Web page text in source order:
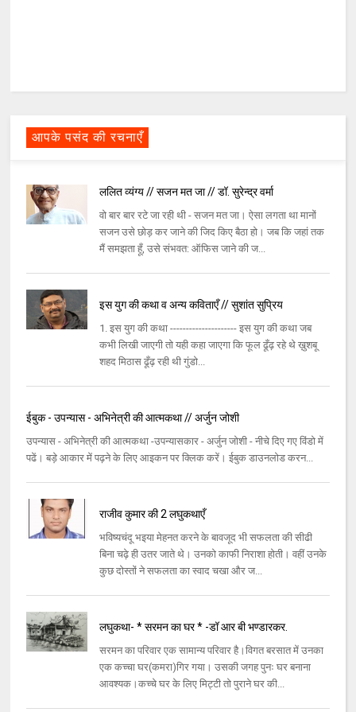
आपके पसंद की रचनाएँ
ललित व्यंग्य // सजन मत जा // डॉ. सुरेन्द्र वर्मा
वो बार बार रटे जा रही थी - सजन मत जा। ऐसा लगता था मानों
सजन उसे छोड़ कर जाने की जिद किए बैठा हो। जब कि जहां तक
मैं समझता हूँ, उसे संभवत: ऑफिस जाने की ज...
इस युग की कथा व अन्य कविताएँ // सुशांत सुप्रिय
1. इस युग की कथा --------------------- इस युग की कथा जब
कभी लिखी जाएगी तो यही कहा जाएगा कि फूल ढूँढ़ रहे थे ख़ुशबू
शहद मिठास ढूँढ़ रही थी गुंडो...
ईबुक - उपन्यास - अभिनेत्री की आत्मकथा // अर्जुन जोशी
उपन्यास - अभिनेत्री की आत्मकथा -उपन्यासकार - अर्जुन जोशी - नीचे दिए गए विंडो में
पढें। बड़े आकार में पढ़ने के लिए आइकन पर क्लिक करें। ईबुक डाउनलोड करन...
राजीव कुमार की 2 लघुकथाएँ
भविष्यचंदू भइया मेहनत करने के बावजूद भी सफलता की सीढी
बिना चढ़े ही उतर जाते थे। उनको काफी निराशा होती। वहीं उनके
कुछ दोस्तों ने सफलता का स्वाद चखा और ज...
लघुकथा- * सरमन का घर * -डॉ आर बी भण्डारकर.
सरमन का परिवार एक सामान्य परिवार है।विगत बरसात में उनका
एक कच्चा घर(कमरा)गिर गया। उसकी जगह पुनः घर बनाना
आवश्यक।कच्चे घर के लिए मिट्टी तो पुराने घर की...